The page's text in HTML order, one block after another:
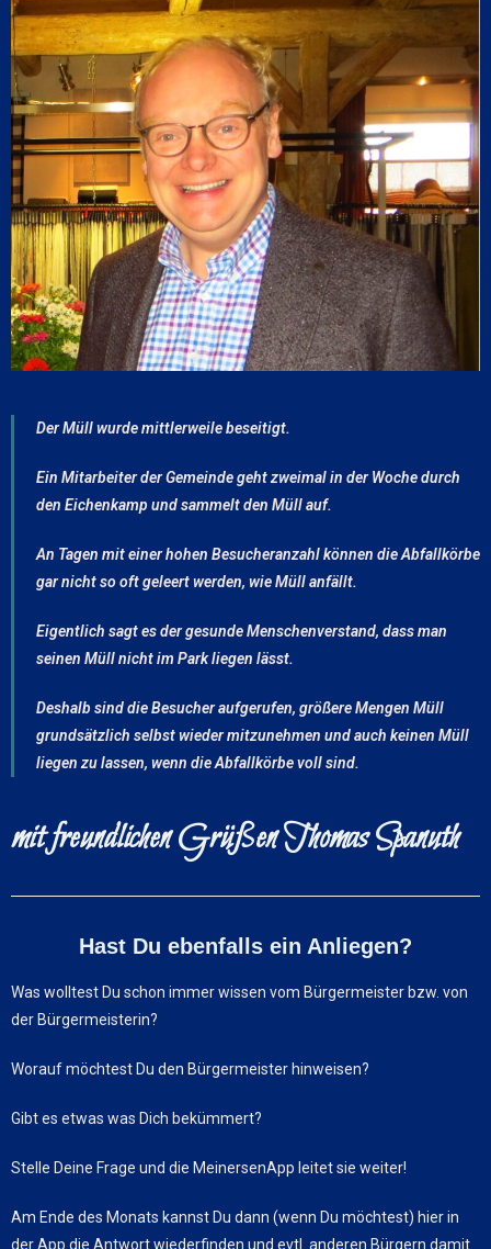
Der Müll wurde mittlerweile beseitigt.
Ein Mitarbeiter der Gemeinde geht zweimal in der Woche durch
den Eichenkamp und sammelt den Müll auf.
An Tagen mit einer hohen Besucheranzahl können die Abfallkörbe
gar nicht so oft geleert werden, wie Müll anfällt.
Eigentlich sagt es der gesunde Menschenverstand, dass man
seinen Müll nicht im Park liegen lässt.
Deshalb sind die Besucher aufgerufen, größere Mengen Müll
grundsätzlich selbst wieder mitzunehmen und auch keinen Müll
liegen zu lassen, wenn die Abfallkörbe voll sind.
mit freundlichen Grüßen Thomas Spanuth
Hast Du ebenfalls ein Anliegen?
Was wolltest Du schon immer wissen vom Bürgermeister bzw. von
der Bürgermeisterin?
Worauf möchtest Du den Bürgermeister hinweisen?
Gibt es etwas was Dich bekümmert?
Stelle Deine Frage und die MeinersenApp leitet sie weiter!
Am Ende des Monats kannst Du dann (wenn Du möchtest) hier in
der App die Antwort wiederfinden und evtl. anderen Bürgern damit